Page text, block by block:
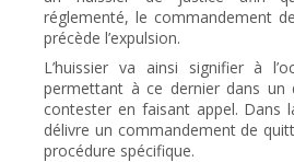
réglementé, le commandement
précède l’expulsion.
L’huissier va ainsi signifier à
permettant à ce dernier dans un
contester en faisant appel. Dans
délivre un commandement de
procédure spécifique.